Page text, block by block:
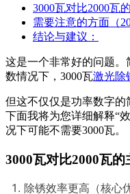
3000瓦对比2000瓦
需要注意的方面（
结论与建议：
这是一个非常好的问题
数情况下，3000瓦激光除
但这不仅仅是功率数字的
下面我将为您详细解释“
况下可能不需要3000瓦。
3000瓦对比2000瓦的
除锈效率更高（核心